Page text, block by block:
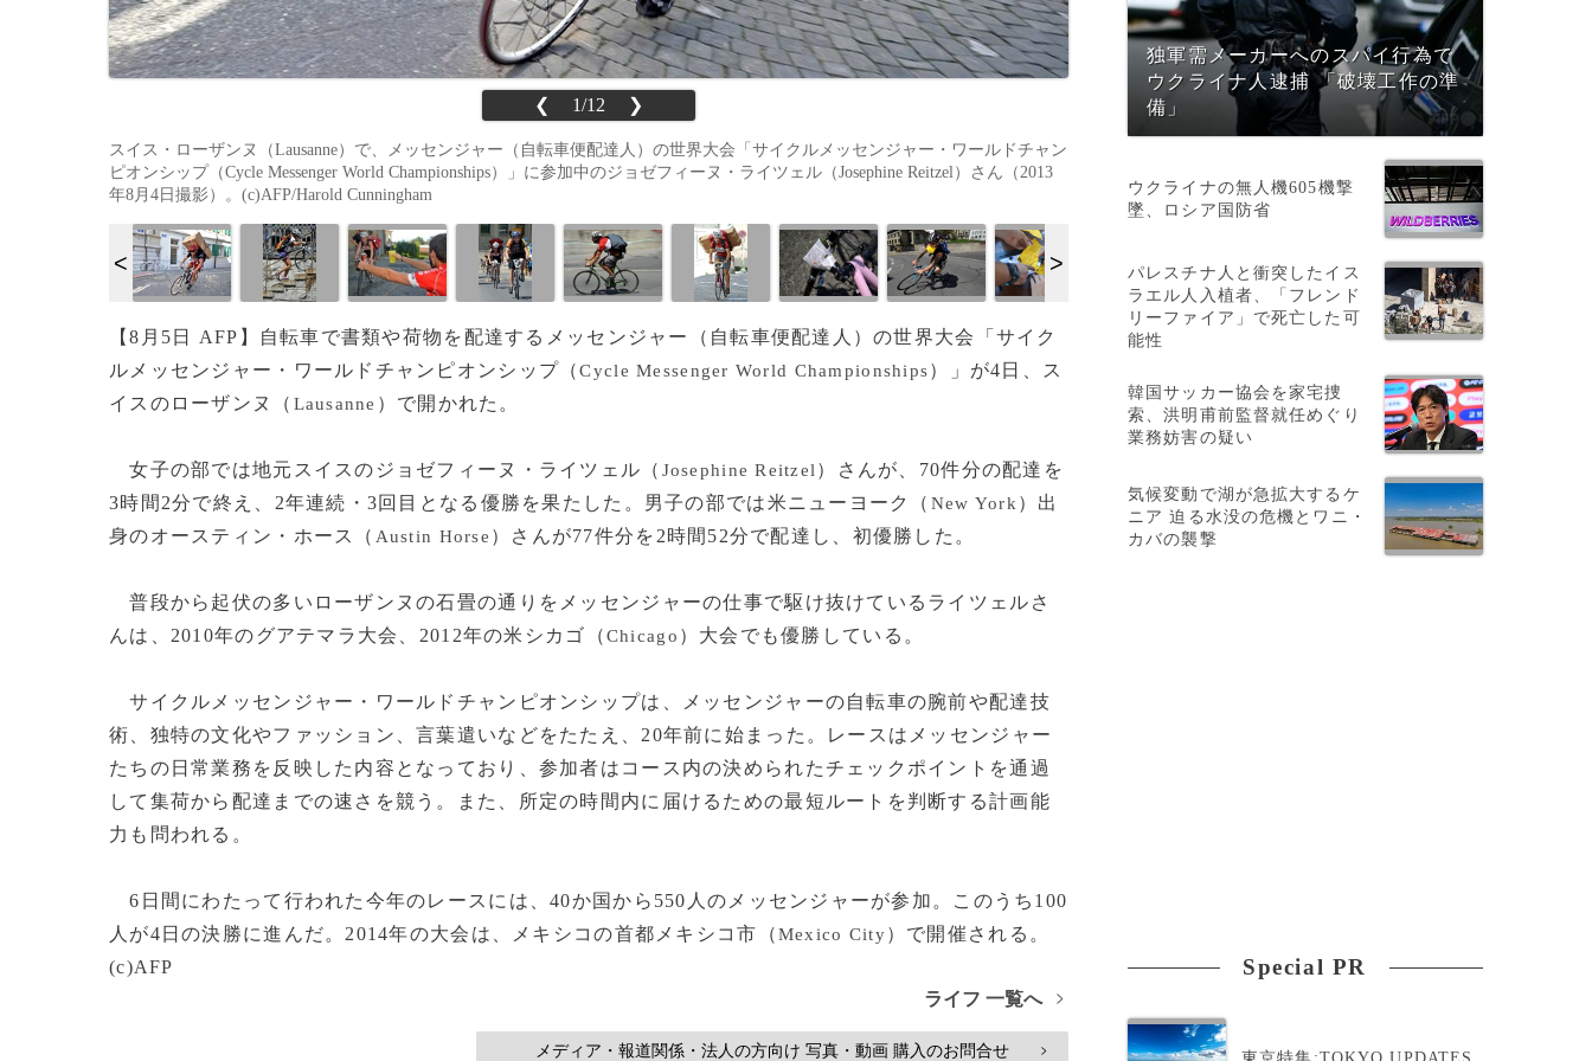
❮ 1/12 ❯
スイス・ローザンヌ（Lausanne）で、メッセンジャー（自転車便配達人）の世界大会「サイクルメッセンジャー・ワールドチャン
ピオンシップ（Cycle Messenger World Championships）」に参加中のジョゼフィーヌ・ライツェル（Josephine Reitzel）さん（2013
年8月4日撮影）。(c)AFP/Harold Cunningham
【8月5日 AFP】自転車で書類や荷物を配達するメッセンジャー（自転車便配達人）の世界大会「サイク
ルメッセンジャー・ワールドチャンピオンシップ（Cycle Messenger World Championships）」が4日、ス
イスのローザンヌ（ Lausanne ）で開かれた。
女子の部では地元スイスのジョゼフィーヌ・ライツェル（ Josephine Reitzel ）さんが、70件分の配達を
3時間2分で終え、2年連続・3回目となる優勝を果たした。男子の部では米ニューヨーク（ New York ）出
身のオースティン・ホース（ Austin Horse ）さんが77件分を2時間52分で配達し、初優勝した。
普段から起伏の多いローザンヌの石畳の通りをメッセンジャーの仕事で駆け抜けているライツェルさ
んは、2010年のグアテマラ大会、2012年の米シカゴ（Chicago ）大会でも優勝している。
サイクルメッセンジャー・ワールドチャンピオンシップは、メッセンジャーの自転車の腕前や配達技
術、独特の文化やファッション、言葉遣いなどをたたえ、20年前に始まった。レースはメッセンジャー
たちの日常業務を反映した内容となっており、参加者はコース内の決められたチェックポイントを通過
して集荷から配達までの速さを競う。また、所定の時間内に届けるための最短ルートを判断する計画能
力も問われる。
6日間にわたって行われた今年のレースには、40か国から550人のメッセンジャーが参加。このうち100
人が4日の決勝に進んだ。2014年の大会は、メキシコの首都メキシコ市（Mexico City）で開催される。
(c)AFP
ライフ 一覧へ
>
メディア・報道関係・法人の方向け 写真・動画 購入のお問合せ >
独軍需メーカーへのスパイ行為で
ウクライナ人逮捕 「破壊工作の準
備」
ウクライナの無人機605機撃
墜、ロシア国防省
パレスチナ人と衝突したイス
ラエル人入植者、「フレンド
リーファイア」で死亡した可
能性
韓国サッカー協会を家宅捜
索、洪明甫前監督就任めぐり
業務妨害の疑い
気候変動で湖が急拡大するケ
ニア 迫る水没の危機とワニ・
カバの襲撃
Special PR
東京特集:TOKYO UPDATES